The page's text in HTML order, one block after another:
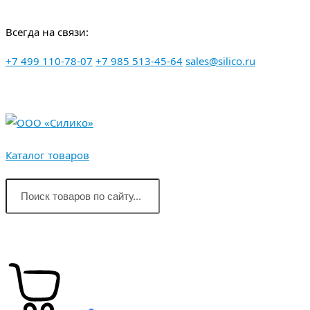
к
Всегда на связи:
+7 499 110-78-07 +7 985 513-45-64 sales@silico.ru
Каталог товаров